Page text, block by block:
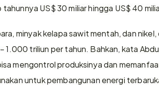
US$ 30 miliar hingga US$ 40
minyak kelapa sawit mentah, dan
triliun per tahun. Bahkan, kata
mengontrol produksinya dan
untuk pembangunan energi